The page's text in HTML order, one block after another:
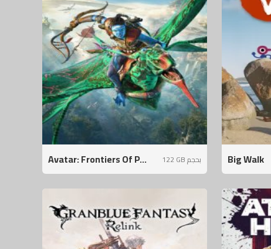
Big Walk
Avatar: Frontiers Of P... 122 GB بحجم